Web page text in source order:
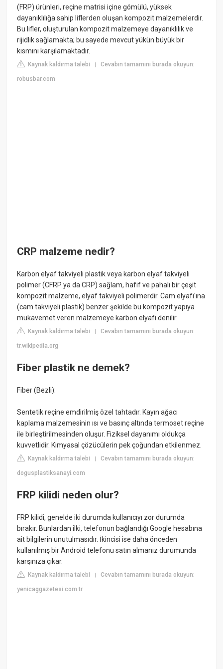
(FRP) ürünleri, reçine matrisi içine gömülü, yüksek
dayanıklılığa sahip liflerden oluşan kompozit malzemelerdir.
Bu lifler, oluşturulan kompozit malzemeye dayanıklılık ve
rijidlik sağlamakta; bu sayede mevcut yükün büyük bir
kısmını karşılamaktadır.
Kaynak kaldırma talebi |Cevabın tamamını burada okuyun:
robusbar.com
CRP malzeme nedir?
Karbon elyaf takviyeli plastik veya karbon elyaf takviyeli
polimer (CFRP ya da CRP) sağlam, hafif ve pahalı bir çeşit
kompozit malzeme, elyaf takviyeli polimerdir. Cam elyafı'ına
(cam takviyeli plastik) benzer şekilde bu kompozit yapıya
mukavemet veren malzemeye karbon elyafı denilir.
Kaynak kaldırma talebi |Cevabın tamamını burada okuyun:
tr.wikipedia.org
Fiber plastik ne demek?
Fiber (Bezli):
Sentetik reçine emdirilmiş özel tahtadır. Kayın ağacı
kaplama malzemesinin ısı ve basınç altında termoset reçine
ile birleştirilmesinden oluşur. Fiziksel dayanımı oldukça
kuvvetlidir. Kimyasal çözücülerin pek çoğundan etkilenmez.
Kaynak kaldırma talebi |Cevabın tamamını burada okuyun:
dogusplastiksanayi.com
FRP kilidi neden olur?
FRP kilidi, genelde iki durumda kullanıcıyı zor durumda
bırakır. Bunlardan ilki, telefonun bağlandığı Google hesabına
ait bilgilerin unutulmasıdır. İkincisi ise daha önceden
kullanılmış bir Android telefonu satın almanız durumunda
karşınıza çıkar.
Kaynak kaldırma talebi |Cevabın tamamını burada okuyun:
yenicaggazetesi.com.tr